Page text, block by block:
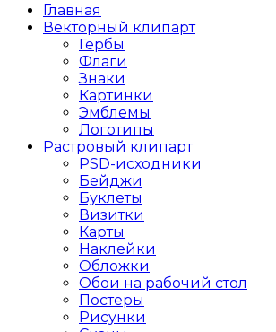
Главная
Векторный клипарт
Гербы
Флаги
Знаки
Картинки
Эмблемы
Логотипы
Растровый клипарт
PSD-исходники
Бейджи
Буклеты
Визитки
Карты
Наклейки
Обложки
Обои на рабочий стол
Постеры
Рисунки